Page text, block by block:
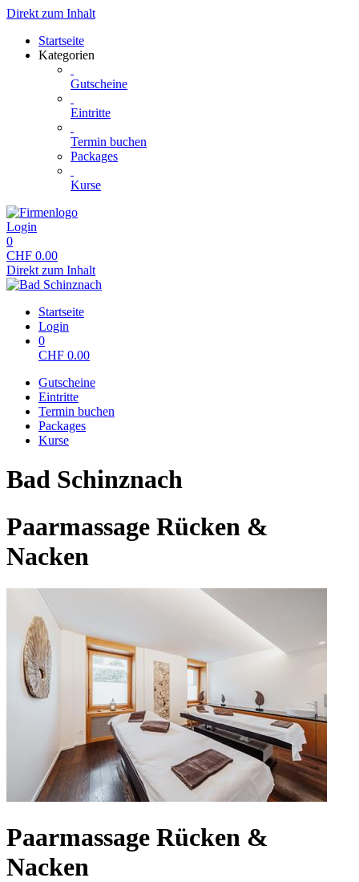
Direkt zum Inhalt
Startseite
Kategorien
Gutscheine
Eintritte
Termin buchen
Packages
Kurse
Login
0
CHF 0.00
Direkt zum Inhalt
Startseite
Login
0
CHF 0.00
Gutscheine
Eintritte
Termin buchen
Packages
Kurse
Bad Schinznach
Paarmassage Rücken &
Nacken
Paarmassage Rücken &
Nacken